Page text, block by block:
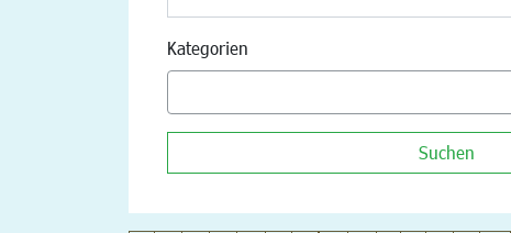
Kategorien
Suchen